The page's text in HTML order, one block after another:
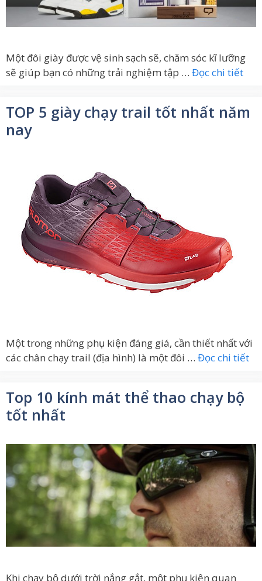
Một đôi giày được vệ sinh sạch sẽ, chăm sóc kĩ lưỡng
sẽ giúp bạn có những trải nghiệm tập … Đọc chi tiết
TOP 5 giày chạy trail tốt nhất năm
nay
Một trong những phụ kiện đáng giá, cần thiết nhất với
các chân chạy trail (địa hình) là một đôi … Đọc chi tiết
Top 10 kính mát thể thao chạy bộ
tốt nhất
Khi chạy bộ dưới trời nắng gắt, một phụ kiện quan